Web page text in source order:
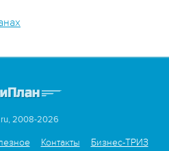
2008-2026
Контакты Бизнес-ТРИЗ